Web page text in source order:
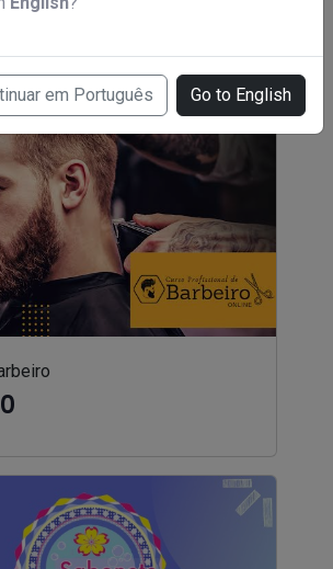
em Português Go to English